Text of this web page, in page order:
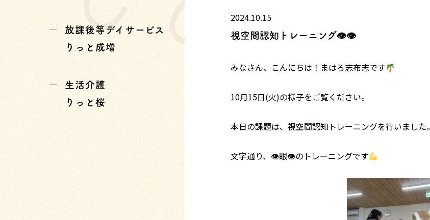
2024.10.15
視空間認知トレーニング👁👁
みなさん、こんにちは！まはろ志布志です
10月15日(火)の様子をご覧ください。
本日の課題は、視空間認知トレーニングを行いました。
文字通り、👁眼👁のトレーニングです
放課後等デイサービス
りっと成増
生活介護
りっと桜